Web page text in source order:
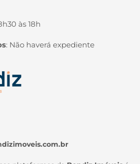
às 18h
: Não haverá expediente